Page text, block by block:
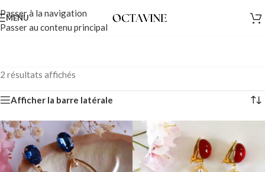
Passer à la navigation
Passer au contenu principal
MENU
2 résultats affichés
Afficher la barre latérale